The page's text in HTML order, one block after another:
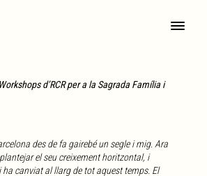
d’RCR per a la Sagrada Família i
des de fa gairebé un segle i mig. Ara
el seu creixement horitzontal, i
canviat al llarg de tot aquest temps. El